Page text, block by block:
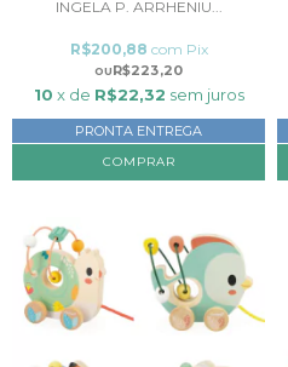
INGELA P. ARRHENIU...
R$223,20
R$200,88 com Pix
10 x de R$22,32 sem juros
PRONTA ENTREGA